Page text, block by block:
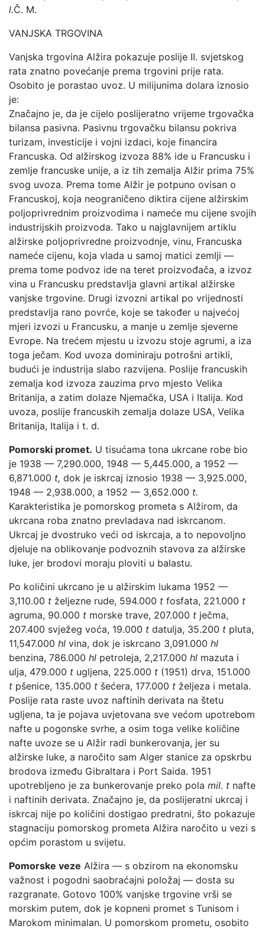
l.Č. M.
VANJSKA TRGOVINA
Vanjska trgovina Alžira pokazuje poslije II. svjetskog
rata znatno povećanje prema trgovini prije rata.
Osobito je porastao uvoz. U milijunima dolara iznosio
je:
Značajno je, da je cijelo poslijeratno vrijeme trgovačka
bilansa pasivna. Pasivnu trgovačku bilansu pokriva
turizam, investicije i vojni izdaci, koje financira
Francuska. Od alžirskog izvoza 88% ide u Francusku i
zemlje francuske unije, a iz tih zemalja Alžir prima 75%
svog uvoza. Prema tome Alžir je potpuno ovisan o
Francuskoj, koja neograničeno diktira cijene alžirskim
poljoprivrednim proizvodima i nameće mu cijene svojih
industrijskih proizvoda. Tako u najglavnijem artiklu
alžirske poljoprivredne proizvodnje, vinu, Francuska
nameće cijenu, koja vlada u samoj matici zemlji —
prema tome podvoz ide na teret proizvođača, a izvoz
vina u Francusku predstavlja glavni artikal alžirske
vanjske trgovine. Drugi izvozni artikal po vrijednosti
predstavlja rano povrće, koje se također u najvećoj
mjeri izvozi u Francusku, a manje u zemlje sjeverne
Evrope. Na trećem mjestu u izvozu stoje agrumi, a iza
toga ječam. Kod uvoza dominiraju potrošni artikli,
budući je industrija slabo razvijena. Poslije francuskih
zemalja kod izvoza zauzima prvo mjesto Velika
Britanija, a zatim dolaze Njemačka, USA i Italija. Kod
uvoza, poslije francuskih zemalja dolaze USA, Velika
Britanija, Italija i t. d.
Pomorski promet. U tisućama tona ukrcane robe bio
je 1938 — 7,290.000, 1948 — 5,445.000, a 1952 —
6,871.000 t, dok je iskrcaj iznosio 1938 — 3,925.000,
1948 — 2,938.000, a 1952 — 3,652.000 t.
Karakteristika je pomorskog prometa s Alžirom, da
ukrcana roba znatno prevladava nad iskrcanom.
Ukrcaj je dvostruko veći od iskrcaja, a to nepovoljno
djeluje na oblikovanje podvoznih stavova za alžirske
luke, jer brodovi moraju ploviti u balastu.
Po količini ukrcano je u alžirskim lukama 1952 —
3,110.00 t željezne rude, 594.000 t fosfata, 221.000 t
agruma, 90.000 t morske trave, 207.000 t ječma,
207.400 svježeg voća, 19.000 t datulja, 35.200 t pluta,
11,547.000 hl vina, dok je iskrcano 3,091.000 hl
benzina, 786.000 hl petroleja, 2,217.000 hl mazuta i
ulja, 479.000 t ugljena, 225.000 t (1951) drva, 151.000
t pšenice, 135.000 t šećera, 177.000 t željeza i metala.
Poslije rata raste uvoz naftinih derivata na štetu
ugljena, ta je pojava uvjetovana sve većom upotrebom
nafte u pogonske svrhe, a osim toga velike količine
nafte uvoze se u Alžir radi bunkerovanja, jer su
alžirske luke, a naročito sam Alger stanice za opskrbu
brodova između Gibraltara i Port Saida. 1951
upotrebljeno je za bunkerovanje preko pola mil. t nafte
i naftinih derivata. Značajno je, da poslijeratni ukrcaj i
iskrcaj nije po količini dostigao predratni, što pokazuje
stagnaciju pomorskog prometa Alžira naročito u vezi s
općim porastom u svijetu.
Pomorske veze Alžira — s obzirom na ekonomsku
važnost i pogodni saobraćajni položaj — dosta su
razgranate. Gotovo 100% vanjske trgovine vrši se
morskim putem, dok je kopneni promet s Tunisom i
Marokom minimalan. U pomorskom prometu, osobito